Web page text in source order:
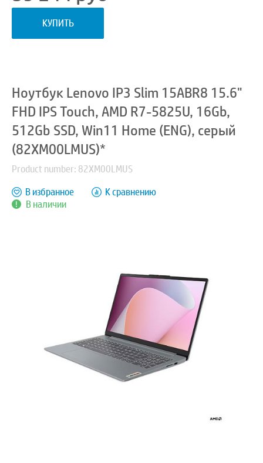
КУПИТЬ
Ноутбук Lenovo IP3 Slim 15ABR8 15.6"
FHD IPS Touch, AMD R7-5825U, 16Gb,
512Gb SSD, Win11 Home (ENG), серый
(82XM00LMUS)*
Product number: 82XM00LMUS
В наличии
В избранное К сравнению